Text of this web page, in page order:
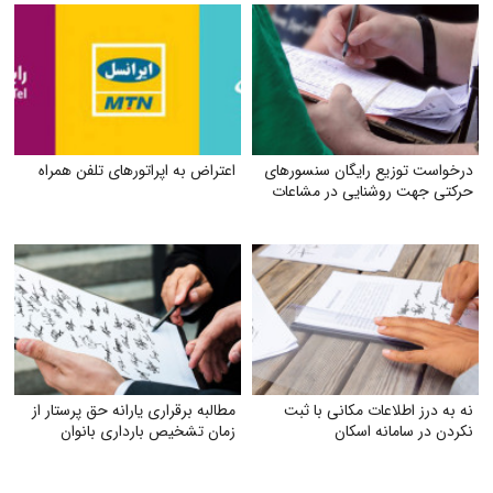
درخواست توزیع رایگان سنسورهای
حرکتی جهت روشنایی در مشاعات
اعتراض به اپراتورهای تلفن همراه
نه به درز اطلاعات مکانی با ثبت
نکردن در سامانه اسکان
مطالبه برقراری یارانه حق پرستار از
زمان تشخیص بارداری بانوان